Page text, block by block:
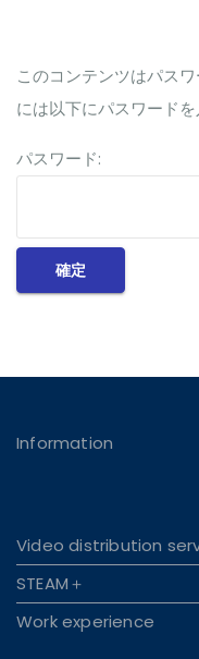
このコンテンツはパス
には以下にパスワードを
パスワード:
Information
Video distribution
STEAM＋
Work experience